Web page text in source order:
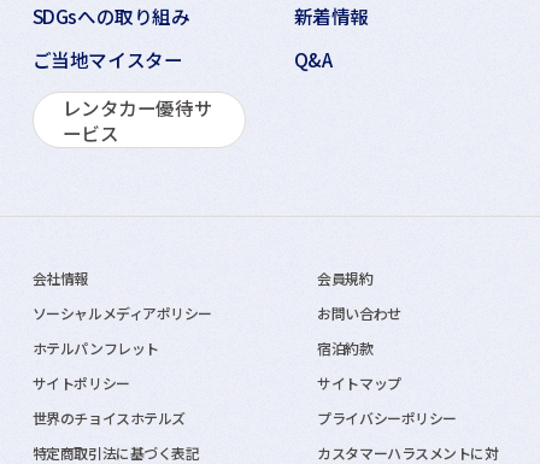
SDGsへの取り組み
新着情報
ご当地マイスター
Q&A
レンタカー優待サ
ービス
会社情報
会員規約
ソーシャルメディアポリシー
お問い合わせ
ホテルパンフレット
宿泊約款
サイトポリシー
サイトマップ
世界のチョイスホテルズ
プライバシーポリシー
特定商取引法に基づく表記
カスタマーハラスメントに対